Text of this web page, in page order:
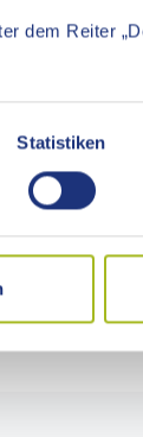
dem Reiter
Statistiken